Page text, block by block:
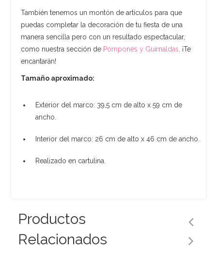
También tenemos un montón de artículos para que
puedas completar la decoración de tu fiesta de una
manera sencilla pero con un resultado espectacular,
como nuestra sección de Pompones y Guirnaldas . ¡Te
encantarán!
Tamaño aproximado:
Exterior del marco: 39,5 cm de alto x 59 cm de
ancho.
Interior del marco: 26 cm de alto x 46 cm de ancho.
Realizado en cartulina.
Productos
Relacionados